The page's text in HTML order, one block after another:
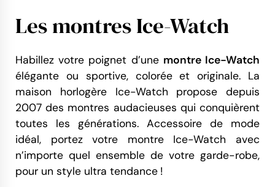
Les montres Ice-Watch
Habillez votre poignet d’une montre Ice-Watch
élégante ou sportive, colorée et originale. La
maison horlogère Ice-Watch propose depuis
2007 des montres audacieuses qui conquièrent
toutes les générations. Accessoire de mode
idéal, portez votre montre Ice-Watch avec
n’importe quel ensemble de votre garde-robe,
pour un style ultra tendance !